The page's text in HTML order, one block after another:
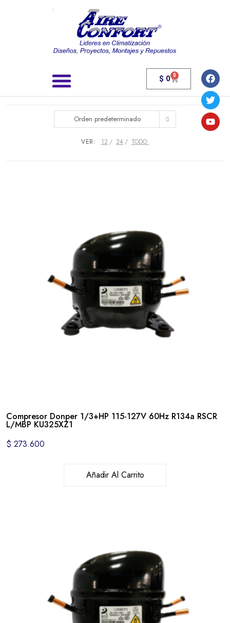
$ 0 0
Orden predeterminado
VER: 12 24 TODO:
Compresor Donper 1/3+HP 115-127V 60Hz R134a RSCR
L/MBP KU325XZ1
$ 273.600
Añadir Al Carrito